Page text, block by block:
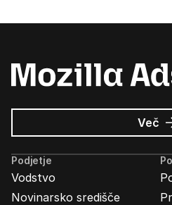
Več o
Podjetje
Vodstvo
Novinarsko središče